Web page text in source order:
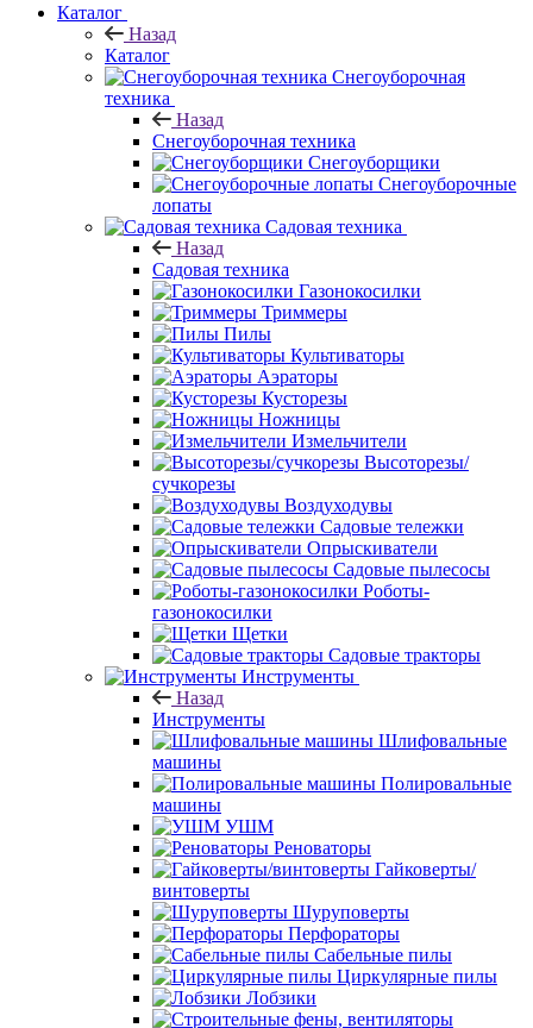
Каталог
Назад
Каталог
Снегоуборочная
техника
Назад
Снегоуборочная техника
Снегоуборщики
Снегоуборочные
лопаты
Садовая техника
Назад
Садовая техника
Газонокосилки
Триммеры
Пилы
Культиваторы
Аэраторы
Кусторезы
Ножницы
Измельчители
Высоторезы/
сучкорезы
Воздуходувы
Садовые тележки
Опрыскиватели
Садовые пылесосы
Роботы-
газонокосилки
Щетки
Садовые тракторы
Инструменты
Назад
Инструменты
Шлифовальные
машины
Полировальные
машины
УШМ
Реноваторы
Гайковерты/
винтоверты
Шуруповерты
Перфораторы
Сабельные пилы
Циркулярные пилы
Лобзики